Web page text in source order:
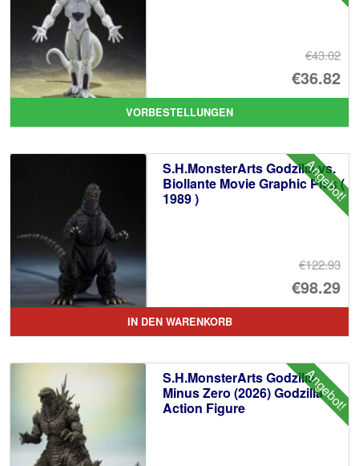
€43.02
€36.82
VORBESTELLUNGEN
Angebot!
S.H.MonsterArts Godzilla vs.
Biollante Movie Graphic Plus (
1989 )
€122.93
€98.29
IN DEN WARENKORB
Angebot!
S.H.MonsterArts Godzilla
Minus Zero (2026) Godzilla
Action Figure